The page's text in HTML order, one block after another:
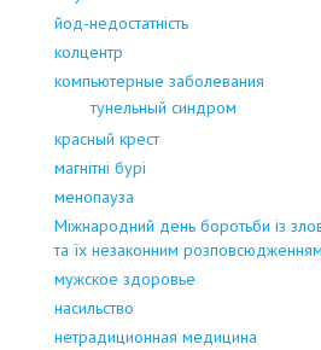
йод-недостатність
колцентр
компьютерные заболевания
тунельный синдром
красный крест
магнітні бурі
менопауза
Міжнародний день боротьби із
та їх незаконним розповсюдженням
мужское здоровье
насильство
нетрадиционная медицина